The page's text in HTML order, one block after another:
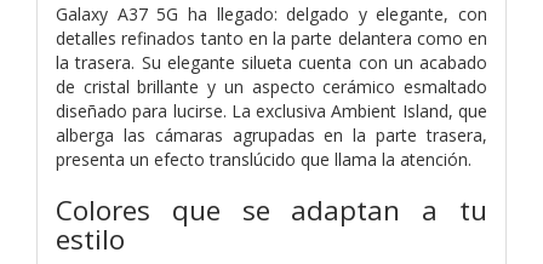
Galaxy A37 5G ha llegado: delgado y elegante, con
detalles refinados tanto en la parte delantera como en
la trasera. Su elegante silueta cuenta con un acabado
de cristal brillante y un aspecto cerámico esmaltado
diseñado para lucirse. La exclusiva Ambient Island, que
alberga las cámaras agrupadas en la parte trasera,
presenta un efecto translúcido que llama la atención.
Colores que se adaptan a tu
estilo